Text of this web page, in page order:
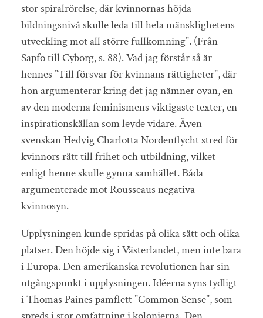
stor spiralrörelse, där kvinnornas höjda
bildningsnivå skulle leda till hela mänsklighetens
utveckling mot all större fullkomning”. (Från
Sapfo till Cyborg, s. 88). Vad jag förstår så är
hennes ”Till försvar för kvinnans rättigheter”, där
hon argumenterar kring det jag nämner ovan, en
av den moderna feminismens viktigaste texter, en
inspirationskällan som levde vidare. Även
svenskan Hedvig Charlotta Nordenflycht stred för
kvinnors rätt till frihet och utbildning, vilket
enligt henne skulle gynna samhället. Båda
argumenterade mot Rousseaus negativa
kvinnosyn.
Upplysningen kunde spridas på olika sätt och olika
platser. Den höjde sig i Västerlandet, men inte bara
i Europa. Den amerikanska revolutionen har sin
utgångspunkt i upplysningen. Idéerna syns tydligt
i Thomas Paines pamflett ”Common Sense”, som